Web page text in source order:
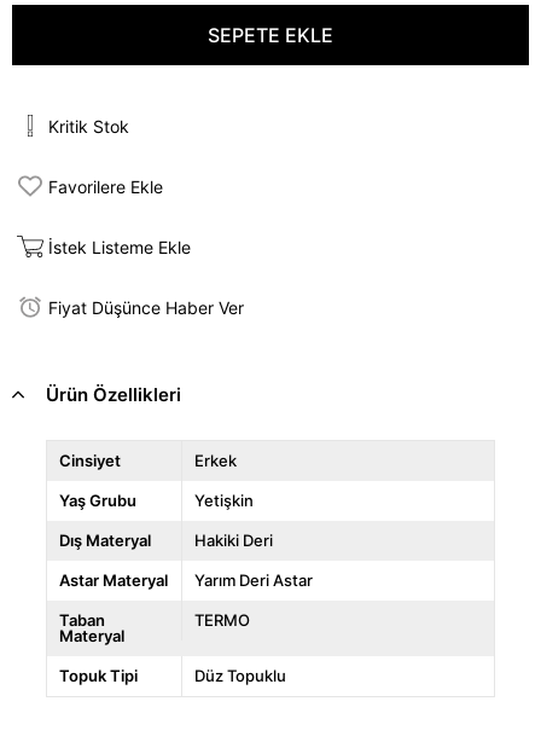
Kritik Stok
Favorilere Ekle
İstek Listeme Ekle
Fiyat Düşünce Haber Ver
Ürün Özellikleri
Cinsiyet Erkek
Yaş Grubu Yetişkin
Dış Materyal Hakiki Deri
Astar Materyal Yarım Deri Astar
Taban
Materyal
TERMO
Topuk Tipi Düz Topuklu